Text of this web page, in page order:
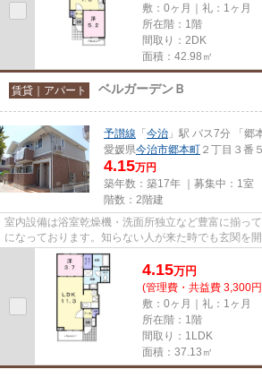
敷：0ヶ月｜礼：1ヶ月
所在階：1階
間取り：2DK
面積：42.98㎡
賃貸｜アパート ベルガーデンＢ
予讃線 「 今治 」駅 バス7分 「郷
愛媛県今治市郷本町 ２丁目３番
4.15万円
築年数：築17年 ｜募集中： 1室
階数：2階建
室内設備は浴室乾燥機・洗面所独立など豊富に揃っ
になっております。知らない人が来た時でも玄関を
ー付きインターホンがありま...
4.15万円
(管理費・共益費 3,300
敷：0ヶ月｜礼：1ヶ月
所在階：1階
間取り：1LDK
面積：37.13㎡